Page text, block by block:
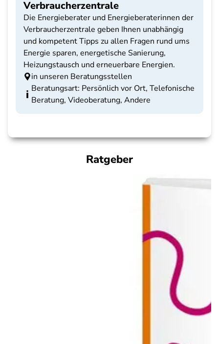
Verbraucherzentrale
Die Energieberater und Energieberaterinnen der
Verbraucherzentrale geben Ihnen unabhängig
und kompetent Tipps zu allen Fragen rund ums
Energie sparen, energetische Sanierung,
Heizungstausch und erneuerbare Energien.
in unseren Beratungsstellen
Beratungsart: Persönlich vor Ort, Telefonische
Beratung, Videoberatung, Andere
Ratgeber